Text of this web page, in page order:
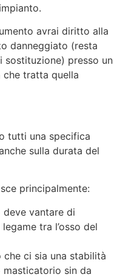
avrai diritto alla
danneggiato (resta
sostituzione) presso un
tratta quella
tutti una specifica
sulla durata del
principalmente:
deve vantare di
tra l’osso del
che ci sia una stabilità
sin da